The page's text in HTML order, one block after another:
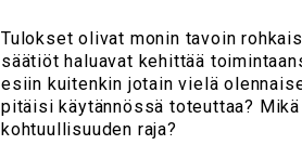
Tulokset olivat monin tavoin
säätiöt haluavat kehittää
esiin kuitenkin jotain vielä
pitäisi käytännössä toteuttaa?
kohtuullisuuden raja?